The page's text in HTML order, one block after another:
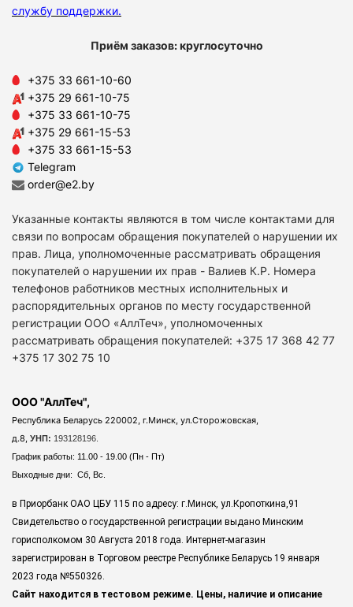
службу поддержки.
Приём заказов: круглосуточно
+375 33 661-10-60
+375 29 661-10-75
+375 33 661-10-75
+375 29 661-15-53
+375 33 661-15-53
Telegram
order@e2.by
Указанные контакты являются в том числе контактами для
связи по вопросам обращения покупателей о нарушении их
прав. Лица, уполномоченные рассматривать обращения
покупателей о нарушении их прав - Валиев К.Р. Номера
телефонов работников местных исполнительных и
распорядительных органов по месту государственной
регистрации ООО «АллТеч», уполномоченных
рассматривать обращения покупателей: +375 17 368 42 77
+375 17 302 75 10
ООО "АллТеч",
Республика Беларусь 220002, г.Минск, ул.Сторожовская,
д.8, УНП: 193128196.
График работы: 11.00 - 19.00 (Пн - Пт)
Выходные дни: Сб, Вс.
в Приорбанк ОАО ЦБУ 115 по адресу: г.Минск, ул.Кропоткина,91
Свидетельство о государственной регистрации выдано Минским
горисполкомом 30 Августа 2018 года. Интернет-магазин
зарегистрирован в Торговом реестре Республике Беларусь 19 января
2023 года №550326.
Сайт находится в тестовом режиме. Цены, наличие и описание